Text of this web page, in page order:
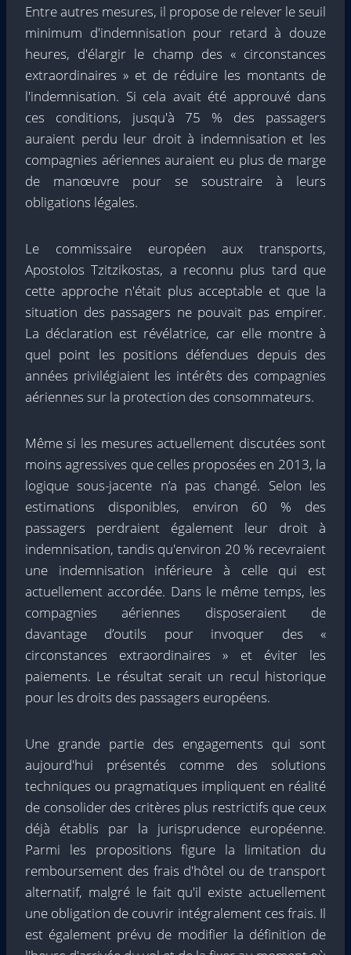
Entre autres mesures, il propose de relever le seuil
minimum d'indemnisation pour retard à douze
heures, d'élargir le champ des « circonstances
extraordinaires » et de réduire les montants de
l'indemnisation. Si cela avait été approuvé dans
ces conditions, jusqu'à 75 % des passagers
auraient perdu leur droit à indemnisation et les
compagnies aériennes auraient eu plus de marge
de manœuvre pour se soustraire à leurs
obligations légales.
Le commissaire européen aux transports,
Apostolos Tzitzikostas, a reconnu plus tard que
cette approche n'était plus acceptable et que la
situation des passagers ne pouvait pas empirer.
La déclaration est révélatrice, car elle montre à
quel point les positions défendues depuis des
années privilégiaient les intérêts des compagnies
aériennes sur la protection des consommateurs.
Même si les mesures actuellement discutées sont
moins agressives que celles proposées en 2013, la
logique sous-jacente n’a pas changé. Selon les
estimations disponibles, environ 60 % des
passagers perdraient également leur droit à
indemnisation, tandis qu'environ 20 % recevraient
une indemnisation inférieure à celle qui est
actuellement accordée. Dans le même temps, les
compagnies aériennes disposeraient de
davantage d’outils pour invoquer des «
circonstances extraordinaires » et éviter les
paiements. Le résultat serait un recul historique
pour les droits des passagers européens.
Une grande partie des engagements qui sont
aujourd'hui présentés comme des solutions
techniques ou pragmatiques impliquent en réalité
de consolider des critères plus restrictifs que ceux
déjà établis par la jurisprudence européenne.
Parmi les propositions figure la limitation du
remboursement des frais d'hôtel ou de transport
alternatif, malgré le fait qu'il existe actuellement
une obligation de couvrir intégralement ces frais. Il
est également prévu de modifier la définition de